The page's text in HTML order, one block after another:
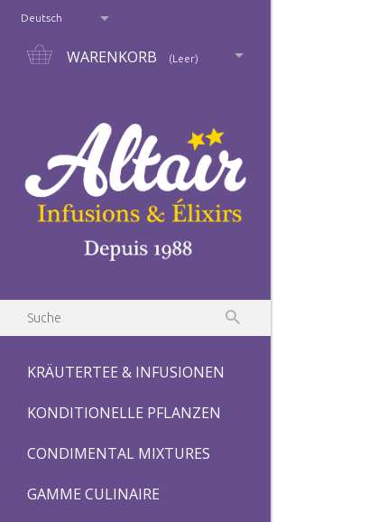
Deutsch
WARENKORB (Leer)
KRÄUTERTEE & INFUSIONEN
KONDITIONELLE PFLANZEN
CONDIMENTAL MIXTURES
GAMME CULINAIRE